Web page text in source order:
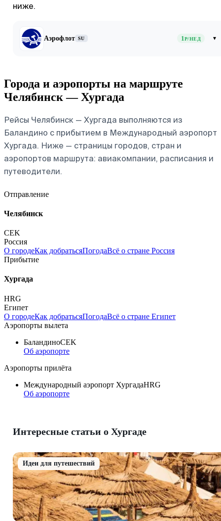
ниже.
Аэрофлот SU 1Р/НЕД ▾
Города и аэропорты на маршруте
Челябинск — Хургада
Рейсы Челябинск — Хургада выполняются из
Баландино с прибытием в Международный аэропорт
Хургада. Ниже — страницы городов, стран и
аэропортов маршрута: авиакомпании, расписания и
путеводители.
Отправление
Челябинск
CEK
Россия
О городеКак добратьсяПогодаВсё о стране Россия
Прибытие
Хургада
HRG
Египет
О городеКак добратьсяПогодаВсё о стране Египет
Аэропорты вылета
БаландиноCEK
Об аэропорте
Аэропорты прилёта
Международный аэропорт ХургадаHRG
Об аэропорте
Интересные статьи о Хургаде
Идеи для путешествий